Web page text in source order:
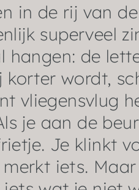
in de rij van
superveel
hangen: de
korter wordt,
vliegensvlug
je aan de
Je klinkt
iets.